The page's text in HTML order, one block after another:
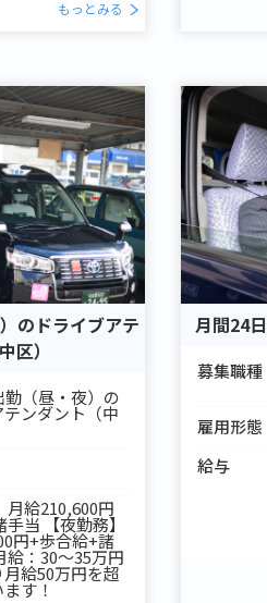
もっとみる
のドライブアテ
区）
勤（昼・夜）の
テンダント（中
月給210,600円
当 【夜勤務】
円+歩合給+諸
給：30～35万円
給50万円を超
す！
月間24
募集職種
雇用形態
給与